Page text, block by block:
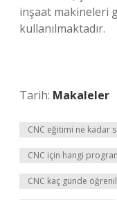
inşaat makineleri
kullanılmaktadır.
Tarih: Makaleler
CNC eğitimi ne kadar
CNC için hangi
CNC kaç günde